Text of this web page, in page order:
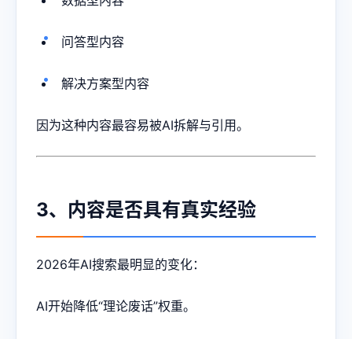
问答型内容
解决方案型内容
因为这种内容最容易被AI拆解与引用。
3、内容是否具有真实经验
2026年AI搜索最明显的变化：
AI开始降低“理论废话”权重。